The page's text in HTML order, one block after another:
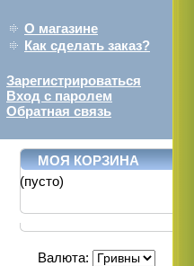
О магазине
Как сделать заказ?
Зарегистрироваться
Вход с паролем
Обратная связь
МОЯ КОРЗИНА
(пусто)
Валюта: